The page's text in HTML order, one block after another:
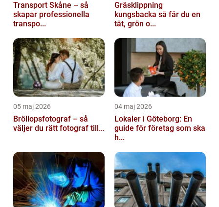
Transport Skåne – så
skapar professionella
transpo...
Gräsklippning
kungsbacka så får du en
tät, grön o...
05 maj 2026
Bröllopsfotograf – så
väljer du rätt fotograf till...
04 maj 2026
Lokaler i Göteborg: En
guide för företag som ska
h...